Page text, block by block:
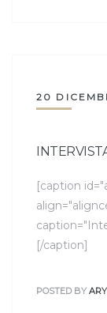
20
[caption
[/caption]
POSTED BY ARY